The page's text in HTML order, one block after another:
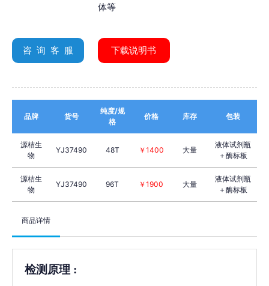
体等
咨 询 客 服 下载说明书
品牌 货号
纯度/规
格
价格 库存 包装
源桔生
物
YJ37490 48T ￥1400 大量
液体试剂瓶
＋酶标板
源桔生
物
YJ37490 96T ￥1900 大量
液体试剂瓶
＋酶标板
商品详情
检测原理 :